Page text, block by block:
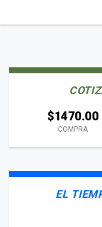
$1470.00
COMPRA
EL